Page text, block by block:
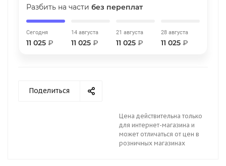
Разбить на части без переплат
Сегодня
11 025 ₽
14 августа
11 025 ₽
21 августа
11 025 ₽
28 августа
11 025 ₽
Поделиться
Цена действительна только
для интернет-магазина и
может отличаться от цен в
розничных магазинах